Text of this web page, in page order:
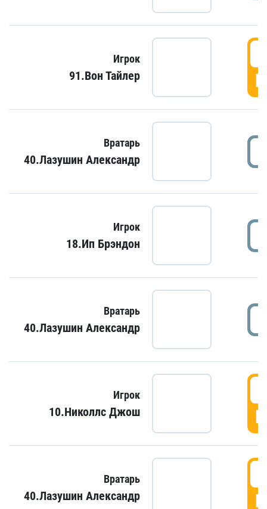
Игрок
91.Вон Тайлер
Вратарь
40.Лазушин Александр
Игрок
18.Ип Брэндон
Вратарь
40.Лазушин Александр
Игрок
10.Николлс Джош
Вратарь
40.Лазушин Александр